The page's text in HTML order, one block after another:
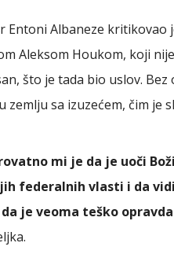
Entoni Albaneze kritikovao
Aleksom Houkom, koji
što je tada bio uslov.
zemlju sa izuzećem, čim je
mi je da je uoči
federalnih vlasti i da
je veoma teško